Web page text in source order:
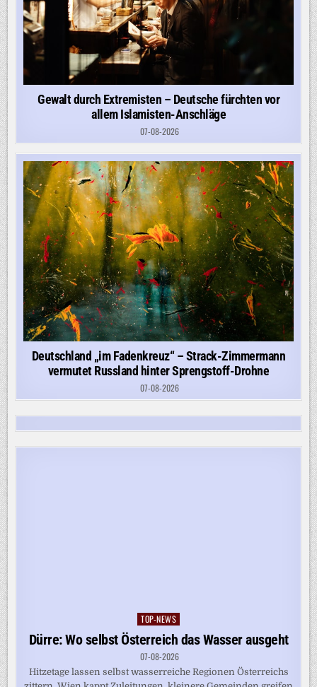
Gewalt durch Extremisten – Deutsche fürchten vor
allem Islamisten-Anschläge
07-08-2026
Deutschland „im Fadenkreuz“ – Strack-Zimmermann
vermutet Russland hinter Sprengstoff-Drohne
07-08-2026
Posted
in
TOP-NEWS
Dürre: Wo selbst Österreich das Wasser ausgeht
07-08-2026
Hitzetage lassen selbst wasserreiche Regionen Österreichs